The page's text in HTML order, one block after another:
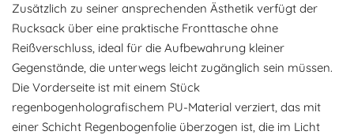
Zusätzlich zu seiner ansprechenden Ästhetik verfügt der
Rucksack über eine praktische Fronttasche ohne
Reißverschluss, ideal für die Aufbewahrung kleiner
Gegenstände, die unterwegs leicht zugänglich sein müssen.
Die Vorderseite ist mit einem Stück
regenbogenholografischem PU-Material verziert, das mit
einer Schicht Regenbogenfolie überzogen ist, die im Licht